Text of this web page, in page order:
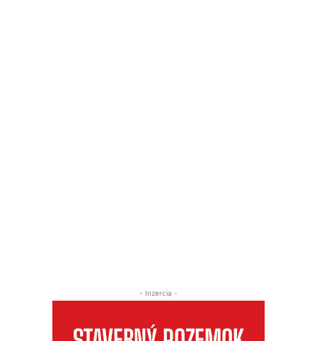
- Inzercia -